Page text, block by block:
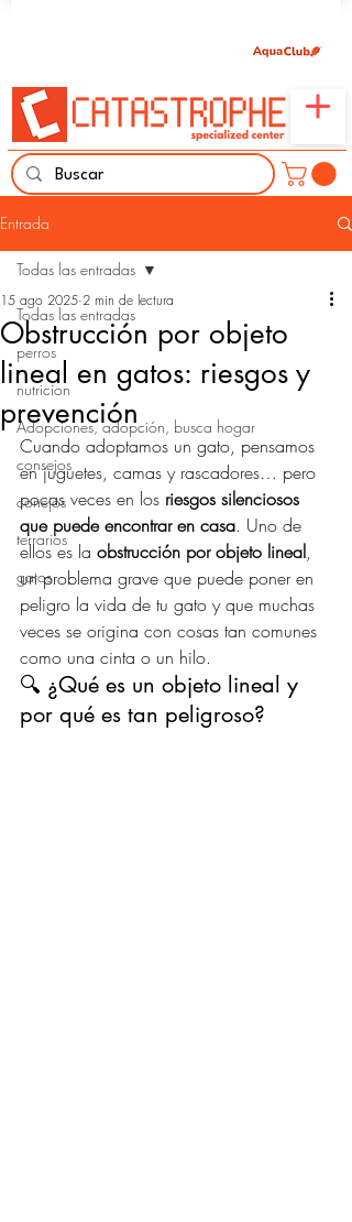
Entrada
Todas las entradas
perros
nutricion
Adopciones, adopción, busca hogar
consejos
conejos
terrarios
gatos
Todas las entradas
Obstrucción por objeto
lineal en gatos: riesgos y
prevención
15 ago 2025 2 min de lectura
Cuando adoptamos un gato, pensamos
en juguetes, camas y rascadores… pero
pocas veces en los riesgos silenciosos
que puede encontrar en casa. Uno de
ellos es la obstrucción por objeto lineal,
un problema grave que puede poner en
peligro la vida de tu gato y que muchas
veces se origina con cosas tan comunes
como una cinta o un hilo.
🔍 ¿Qué es un objeto lineal y
por qué es tan peligroso?